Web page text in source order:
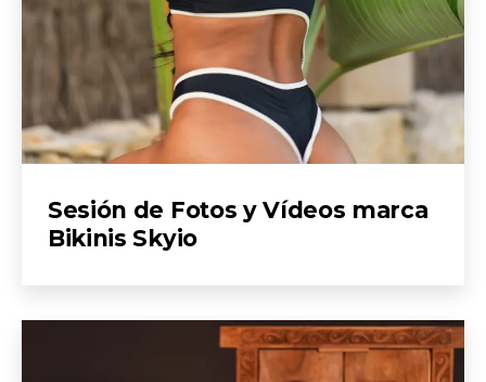
Sesión de Fotos y Vídeos marca
Bikinis Skyio